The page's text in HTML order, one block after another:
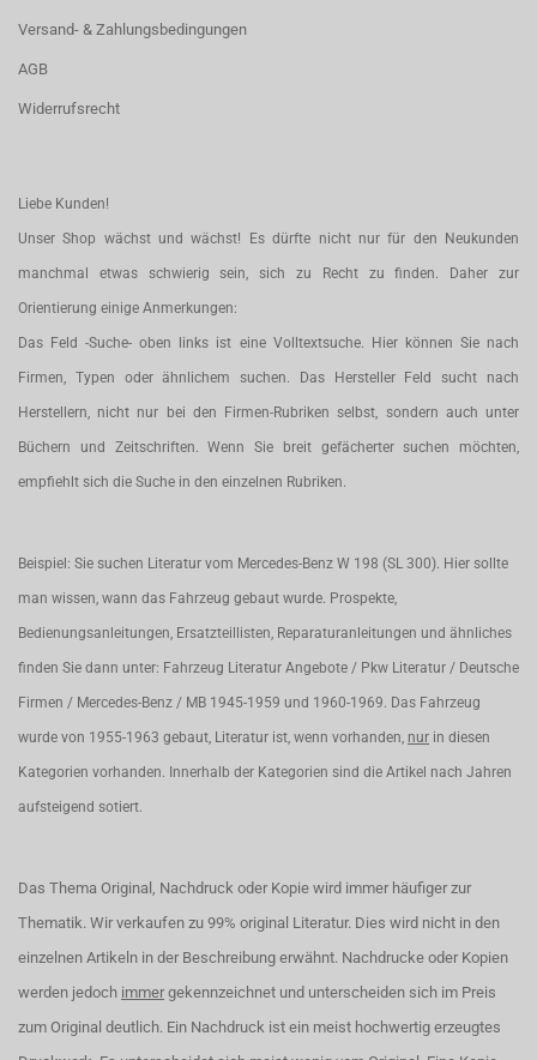
Versand- & Zahlungsbedingungen
AGB
Widerrufsrecht
Liebe Kunden!
Unser Shop wächst und wächst! Es dürfte nicht nur für den Neukunden
manchmal etwas schwierig sein, sich zu Recht zu finden. Daher zur
Orientierung einige Anmerkungen:
Das Feld -Suche- oben links ist eine Volltextsuche. Hier können Sie nach
Firmen, Typen oder ähnlichem suchen. Das Hersteller Feld sucht nach
Herstellern, nicht nur bei den Firmen-Rubriken selbst, sondern auch unter
Büchern und Zeitschriften. Wenn Sie breit gefächerter suchen möchten,
empfiehlt sich die Suche in den einzelnen Rubriken.
Beispiel: Sie suchen Literatur vom Mercedes-Benz W 198 (SL 300). Hier sollte
man wissen, wann das Fahrzeug gebaut wurde. Prospekte,
Bedienungsanleitungen, Ersatzteillisten, Reparaturanleitungen und ähnliches
finden Sie dann unter: Fahrzeug Literatur Angebote / Pkw Literatur / Deutsche
Firmen / Mercedes-Benz / MB 1945-1959 und 1960-1969. Das Fahrzeug
wurde von 1955-1963 gebaut, Literatur ist, wenn vorhanden, nur in diesen
Kategorien vorhanden. Innerhalb der Kategorien sind die Artikel nach Jahren
aufsteigend sotiert.
Das Thema Original, Nachdruck oder Kopie wird immer häufiger zur
Thematik. Wir verkaufen zu 99% original Literatur. Dies wird nicht in den
einzelnen Artikeln in der Beschreibung erwähnt. Nachdrucke oder Kopien
werden jedoch immer gekennzeichnet und unterscheiden sich im Preis
zum Original deutlich. Ein Nachdruck ist ein meist hochwertig erzeugtes